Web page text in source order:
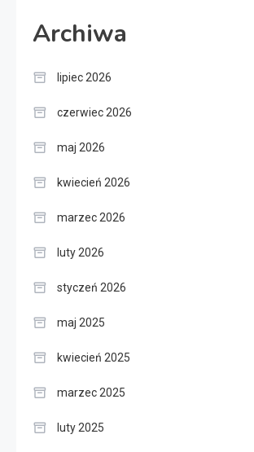
Archiwa
lipiec 2026
czerwiec 2026
maj 2026
kwiecień 2026
marzec 2026
luty 2026
styczeń 2026
maj 2025
kwiecień 2025
marzec 2025
luty 2025